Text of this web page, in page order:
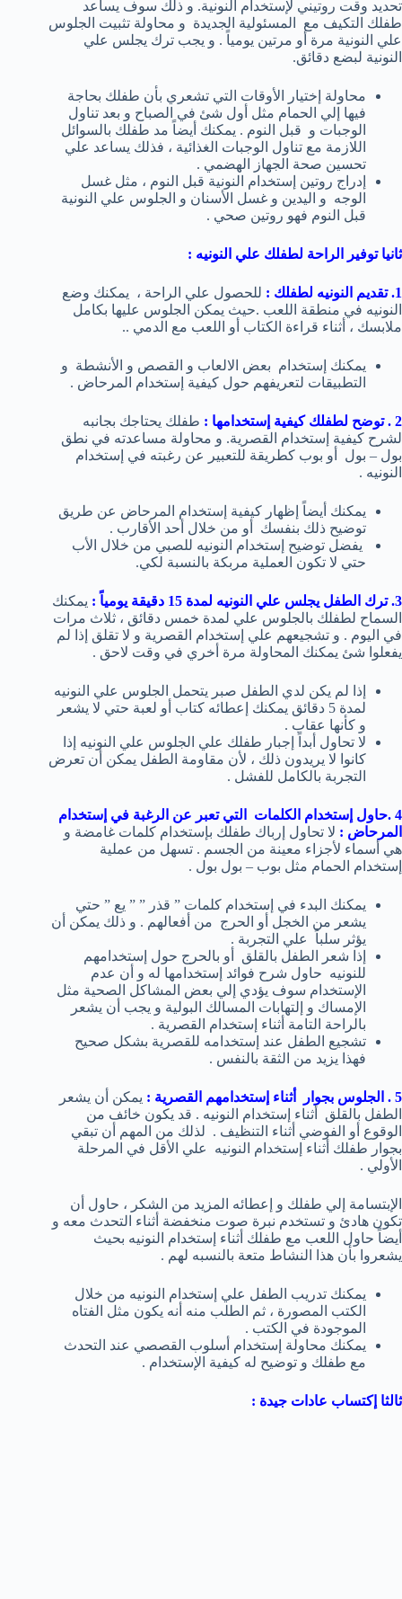
تحديد وقت روتيني لإستخدام النونية. و ذلك سوف يساعد
طفلك التكيف مع المسئولية الجديدة و محاولة تثبيت الجلوس
علي النونية مرة أو مرتين يومياً . و يجب ترك يجلس علي
النونية لبضع دقائق.
محاولة إختيار الأوقات التي تشعري بأن طفلك بحاجة
فيها إلي الحمام مثل أول شئ في الصباح و بعد تناول
الوجبات و قبل النوم . يمكنك أيضاً مد طفلك بالسوائل
اللازمة مع تناول الوجبات الغذائية ، فذلك يساعد علي
تحسين صحة الجهاز الهضمي .
إدراج روتين إستخدام النونية قبل النوم ، مثل غسل
الوجه و اليدين و غسل الأسنان و الجلوس علي النونية
قبل النوم فهو روتين صحي .
ثانيا توفير الراحة لطفلك علي النونيه :
1. تقديم النونيه لطفلك :
للحصول علي الراحة ، يمكنك وضع
النونيه في منطقة اللعب .حيث يمكن الجلوس عليها بكامل
ملابسك ، أثناء قراءة الكتاب أو اللعب مع الدمي ..
يمكنك إستخدام بعض الالعاب و القصص و الأنشطة و
التطبيقات لتعريفهم حول كيفية إستخدام المرحاض .
2 . توضح لطفلك كيفية إستخدامها :
طفلك يحتاجك بجانبه
لشرح كيفية إستخدام القصرية. و محاولة مساعدته في نطق
بول – بول أو بوب كطريقة للتعبير عن رغبته في إستخدام
النونيه .
يمكنك أيضاً إظهار كيفية إستخدام المرحاض عن طريق
توضيح ذلك بنفسك أو من خلال أحد الأقارب .
يفضل توضيح إستخدام النونيه للصبي من خلال الأب
حتي لا تكون العملية مربكة بالنسبة لكي.
3. ترك الطفل يجلس علي النونيه لمدة 15 دقيقة يومياً :
يمكنك
السماح لطفلك بالجلوس علي لمدة خمس دقائق ، ثلاث مرات
في اليوم . و تشجيعهم علي إستخدام القصرية و لا تقلق إذا لم
يفعلوا شئ يمكنك المحاولة مرة أخري في وقت لاحق .
إذا لم يكن لدي الطفل صبر يتحمل الجلوس علي النونيه
لمدة 5 دقائق يمكنك إعطائه كتاب أو لعبة حتي لا يشعر
و كأنها عقاب .
لا تحاول أبداً إجبار طفلك علي الجلوس علي النونيه إذا
كانوا لا يريدون ذلك ، لأن مقاومة الطفل يمكن أن تعرض
التجربة بالكامل للفشل .
4 .حاول إستخدام الكلمات التي تعبر عن الرغبة في إستخدام
المرحاض : لا تحاول إرباك طفلك بإستخدام كلمات غامضة و
هي أسماء لأجزاء معينة من الجسم . تسهل من عملية
إستخدام الحمام مثل بوب – بول بول .
يمكنك البدء في إستخدام كلمات ” قذر ” ” يع ” حتي
يشعر من الخجل أو الحرج من أفعالهم . و ذلك يمكن أن
يؤثر سلباً علي التجربة .
إذا شعر الطفل بالقلق أو بالحرج حول إستخدامهم
للنونيه حاول شرح فوائد إستخدامها له و أن عدم
الإستخدام سوف يؤدي إلي بعض المشاكل الصحية مثل
الإمساك و إلتهابات المسالك البولية و يجب أن يشعر
بالراحة التامة أثناء إستخدام القصرية .
تشجيع الطفل عند إستخدامه للقصرية بشكل صحيح
فهذا يزيد من الثقة بالنفس .
5 . الجلوس بجوار أثناء إستخدامهم القصرية :
يمكن أن يشعر
الطفل بالقلق أثناء إستخدام النونيه . قد يكون خائف من
الوقوع أو الفوضي أثناء التنظيف . لذلك من المهم أن تبقي
بجوار طفلك أثناء إستخدام النونيه علي الأقل في المرحلة
الأولي .
الإبتسامة إلي طفلك و إعطائه المزيد من الشكر ، حاول أن
تكون هادئ و تستخدم نبرة صوت منخفضة أثناء التحدث معه و
أيضاً حاول اللعب مع طفلك أثناء إستخدام النونيه بحيث
يشعروا بأن هذا النشاط متعة بالنسبه لهم .
يمكنك تدريب الطفل علي إستخدام النونيه من خلال
الكتب المصورة ، ثم الطلب منه أنه يكون مثل الفتاه
الموجودة في الكتب .
يمكنك محاولة إستخدام أسلوب القصصي عند التحدث
مع طفلك و توضيح له كيفية الإستخدام .
ثالثا إكتساب عادات جيدة :